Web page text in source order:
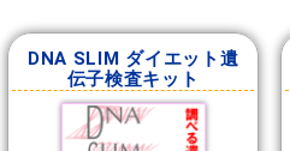
DNA SLIM ダイエット遺
伝子検査キット